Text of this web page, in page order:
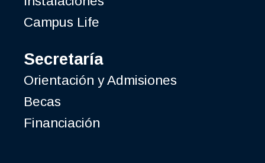
Campus Life
Secretaría
Orientación y Admisiones
Becas
Financiación